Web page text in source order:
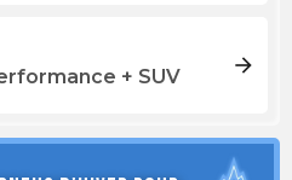
+ SUV
arrow_forward